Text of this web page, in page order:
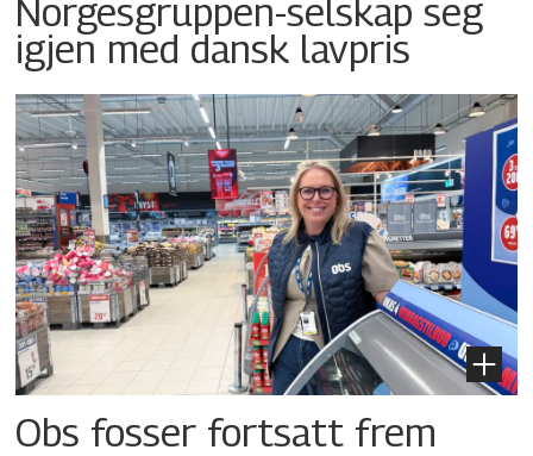
Norgesgruppen-selskap seg
igjen med dansk lavpris
Obs fosser fortsatt frem